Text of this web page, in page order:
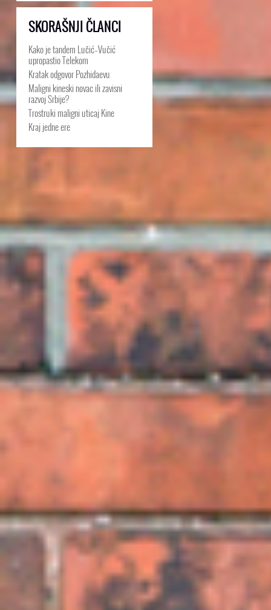
SKORAŠNJI ČLANCI
Kako je tandem Lučić–Vučić
upropastio Telekom
Kratak odgovor Pozhidaevu
Maligni kineski novac ili zavisni
razvoj Srbije?
Trostruki maligni uticaj Kine
Kraj jedne ere